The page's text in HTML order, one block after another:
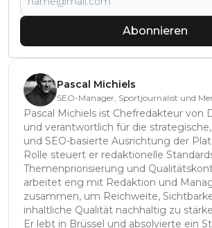
Abonnieren
Pascal Michiels
SEO-Manager, Sportjournalist und
Pascal Michiels ist Chefredakteur von
und verantwortlich für die
und SEO-basierte Ausrichtung der
Rolle steuert er redaktionelle
Themenpriorisierung und
arbeitet eng mit Redaktion und
zusammen, um Reichweite,
inhaltliche Qualität nachhaltig zu
Er lebt in Brüssel und absolvierte ein